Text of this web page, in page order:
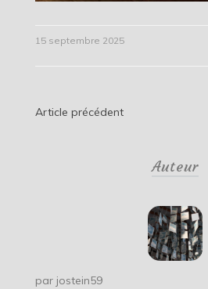
15 septembre 2025
Navigation
Article précédent
Auteur
par jostein59